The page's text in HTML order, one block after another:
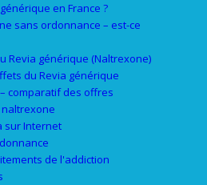
en France ?
sans ordonnance – est-ce
Revia générique (Naltrexone)
du Revia générique
comparatif des offres
sur Internet
de l'addiction